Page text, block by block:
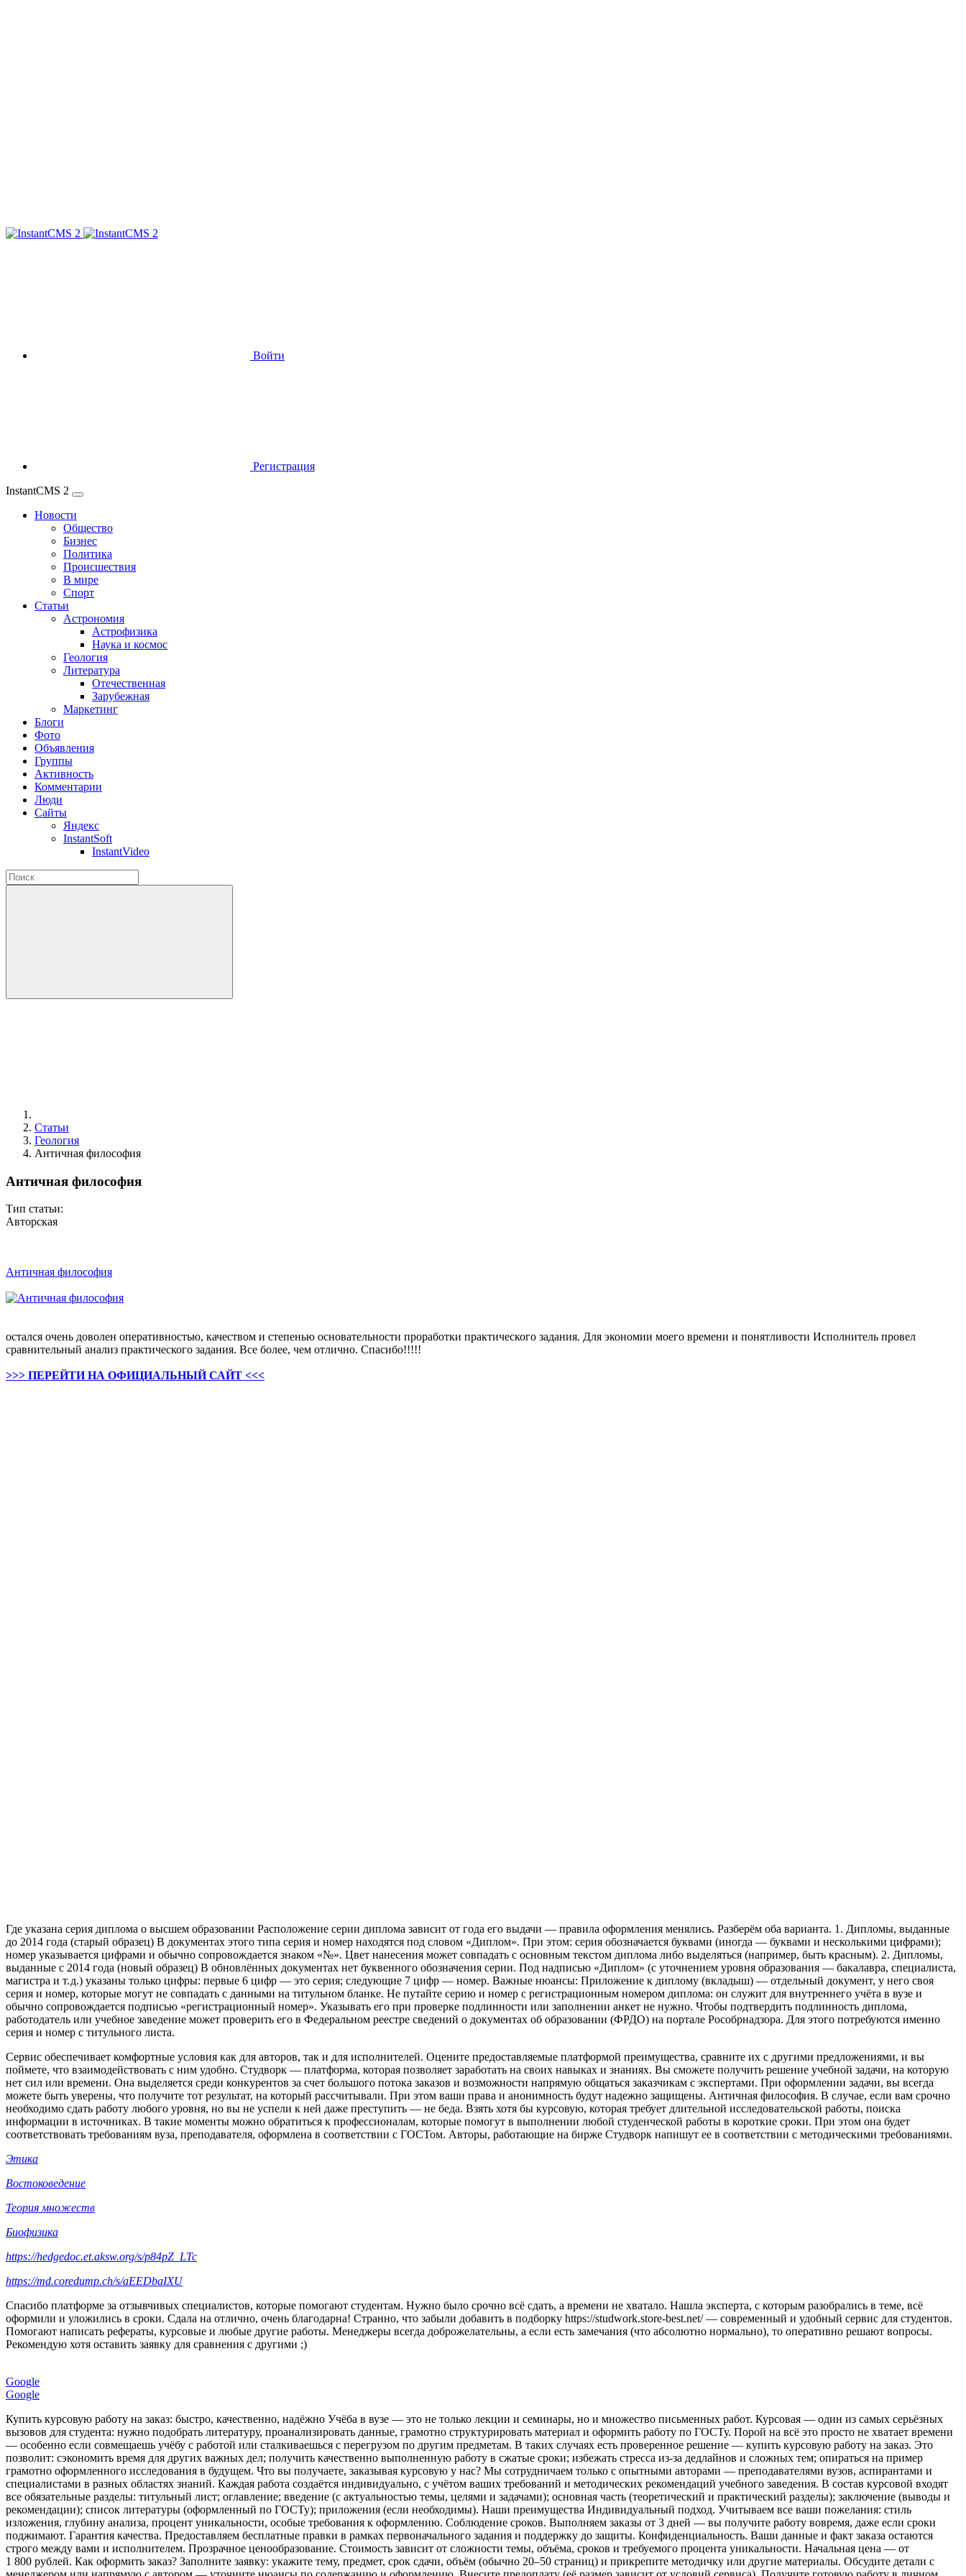
Войти
Регистрация
InstantCMS 2
Новости
Общество
Бизнес
Политика
Происшествия
В мире
Спорт
Статьи
Астрономия
Астрофизика
Наука и космос
Геология
Литература
Отечественная
Зарубежная
Маркетинг
Блоги
Фото
Объявления
Группы
Активность
Комментарии
Люди
Сайты
Яндекс
InstantSoft
InstantVideo
Статьи
Геология
Античная философия
Античная философия
Тип статьи:
Авторская
Античная философия
остался очень доволен оперативностью, качеством и степенью основательности проработки практического задания. Для экономии моего времени и понятливости Исполнитель провел
сравнительный анализ практического задания. Все более, чем отлично. Спасибо!!!!!
>>> ПЕРЕЙТИ НА ОФИЦИАЛЬНЫЙ САЙТ <<<
Где указана серия диплома о высшем образовании Расположение серии диплома зависит от года его выдачи — правила оформления менялись. Разберём оба варианта. 1. Дипломы, выданные
до 2014 года (старый образец) В документах этого типа серия и номер находятся под словом «Диплом». При этом: серия обозначается буквами (иногда — буквами и несколькими цифрами);
номер указывается цифрами и обычно сопровождается знаком «№». Цвет нанесения может совпадать с основным текстом диплома либо выделяться (например, быть красным). 2. Дипломы,
выданные с 2014 года (новый образец) В обновлённых документах нет буквенного обозначения серии. Под надписью «Диплом» (с уточнением уровня образования — бакалавра, специалиста,
магистра и т. д.) указаны только цифры: первые 6 цифр — это серия; следующие 7 цифр — номер. Важные нюансы: Приложение к диплому (вкладыш) — отдельный документ, у него своя
серия и номер, которые могут не совпадать с данными на титульном бланке. Не путайте серию и номер с регистрационным номером диплома: он служит для внутреннего учёта в вузе и
обычно сопровождается подписью «регистрационный номер». Указывать его при проверке подлинности или заполнении анкет не нужно. Чтобы подтвердить подлинность диплома,
работодатель или учебное заведение может проверить его в Федеральном реестре сведений о документах об образовании (ФРДО) на портале Рособрнадзора. Для этого потребуются именно
серия и номер с титульного листа.
Сервис обеспечивает комфортные условия как для авторов, так и для исполнителей. Оцените предоставляемые платформой преимущества, сравните их с другими предложениями, и вы
поймете, что взаимодействовать с ним удобно. Студворк — платформа, которая позволяет заработать на своих навыках и знаниях. Вы сможете получить решение учебной задачи, на которую
нет сил или времени. Она выделяется среди конкурентов за счет большого потока заказов и возможности напрямую общаться заказчикам с экспертами. При оформлении задачи, вы всегда
можете быть уверены, что получите тот результат, на который рассчитывали. При этом ваши права и анонимность будут надежно защищены. Античная философия. В случае, если вам срочно
необходимо сдать работу любого уровня, но вы не успели к ней даже преступить — не беда. Взять хотя бы курсовую, которая требует длительной исследовательской работы, поиска
информации в источниках. В такие моменты можно обратиться к профессионалам, которые помогут в выполнении любой студенческой работы в короткие сроки. При этом она будет
соответствовать требованиям вуза, преподавателя, оформлена в соответствии с ГОСТом. Авторы, работающие на бирже Студворк напишут ее в соответствии с методическими требованиями.
Этика
Востоковедение
Теория множеств
Биофизика
https://hedgedoc.et.aksw.org/s/p84pZ_LTc
https://md.coredump.ch/s/aEEDbaIXU
Спасибо платформе за отзывчивых специалистов, которые помогают студентам. Нужно было срочно всё сдать, а времени не хватало. Нашла эксперта, с которым разобрались в теме, всё
оформили и уложились в сроки. Сдала на отлично, очень благодарна! Странно, что забыли добавить в подборку https://studwork.store-best.net/ — современный и удобный сервис для студентов.
Помогают написать рефераты, курсовые и любые другие работы. Менеджеры всегда доброжелательны, а если есть замечания (что абсолютно нормально), то оперативно решают вопросы.
Рекомендую хотя оставить заявку для сравнения с другими ;)
Google
Google
Купить курсовую работу на заказ: быстро, качественно, надёжно Учёба в вузе — это не только лекции и семинары, но и множество письменных работ. Курсовая — один из самых серьёзных
вызовов для студента: нужно подобрать литературу, проанализировать данные, грамотно структурировать материал и оформить работу по ГОСТу. Порой на всё это просто не хватает времени
— особенно если совмещаешь учёбу с работой или сталкиваешься с перегрузом по другим предметам. В таких случаях есть проверенное решение — купить курсовую работу на заказ. Это
позволит: сэкономить время для других важных дел; получить качественно выполненную работу в сжатые сроки; избежать стресса из‑за дедлайнов и сложных тем; опираться на пример
грамотно оформленного исследования в будущем. Что вы получаете, заказывая курсовую у нас? Мы сотрудничаем только с опытными авторами — преподавателями вузов, аспирантами и
специалистами в разных областях знаний. Каждая работа создаётся индивидуально, с учётом ваших требований и методических рекомендаций учебного заведения. В состав курсовой входят
все обязательные разделы: титульный лист; оглавление; введение (с актуальностью темы, целями и задачами); основная часть (теоретический и практический разделы); заключение (выводы и
рекомендации); список литературы (оформленный по ГОСТу); приложения (если необходимы). Наши преимущества Индивидуальный подход. Учитываем все ваши пожелания: стиль
изложения, глубину анализа, процент уникальности, особые требования к оформлению. Соблюдение сроков. Выполняем заказы от 3 дней — вы получите работу вовремя, даже если сроки
поджимают. Гарантия качества. Предоставляем бесплатные правки в рамках первоначального задания и поддержку до защиты. Конфиденциальность. Ваши данные и факт заказа остаются
строго между вами и исполнителем. Прозрачное ценообразование. Стоимость зависит от сложности темы, объёма, сроков и требуемого процента уникальности. Начальная цена — от
1 800 рублей. Как оформить заказ? Заполните заявку: укажите тему, предмет, срок сдачи, объём (обычно 20–50 страниц) и прикрепите методичку или другие материалы. Обсудите детали с